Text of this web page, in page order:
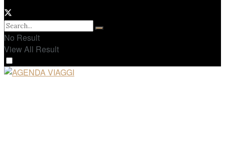
No Result
View All Result